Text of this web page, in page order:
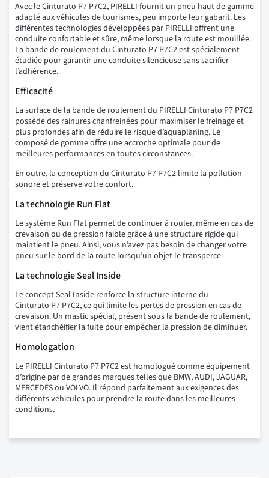
Avec le Cinturato P7 P7C2, PIRELLI fournit un pneu haut de gamme
adapté aux véhicules de tourismes, peu importe leur gabarit. Les
différentes technologies développées par PIRELLI offrent une
conduite confortable et sûre, même lorsque la route est mouillée.
La bande de roulement du Cinturato P7 P7C2 est spécialement
étudiée pour garantir une conduite silencieuse sans sacrifier
l’adhérence.
Efficacité
La surface de la bande de roulement du PIRELLI Cinturato P7 P7C2
possède des rainures chanfreinées pour maximiser le freinage et
plus profondes afin de réduire le risque d’aquaplaning. Le
composé de gomme offre une accroche optimale pour de
meilleures performances en toutes circonstances.
En outre, la conception du Cinturato P7 P7C2 limite la pollution
sonore et préserve votre confort.
La technologie Run Flat
Le système Run Flat permet de continuer à rouler, même en cas de
crevaison ou de pression faible grâce à une structure rigide qui
maintient le pneu. Ainsi, vous n’avez pas besoin de changer votre
pneu sur le bord de la route lorsqu’un objet le transperce.
La technologie Seal Inside
Le concept Seal Inside renforce la structure interne du
Cinturato P7 P7C2, ce qui limite les pertes de pression en cas de
crevaison. Un mastic spécial, présent sous la bande de roulement,
vient étanchéifier la fuite pour empêcher la pression de diminuer.
Homologation
Le PIRELLI Cinturato P7 P7C2 est homologué comme équipement
d’origine par de grandes marques telles que BMW, AUDI, JAGUAR,
MERCEDES ou VOLVO. Il répond parfaitement aux exigences des
différents véhicules pour prendre la route dans les meilleures
conditions.